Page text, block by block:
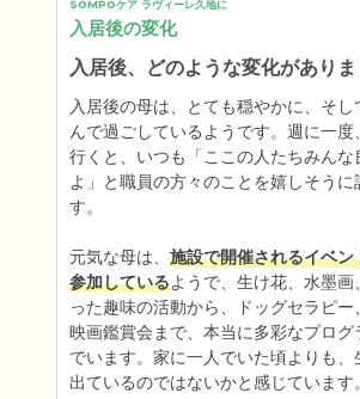
SOMPOケア ラヴィーレ久地に
入居後の変化
入居後、どのような変化がありま
入居後の母は、とても穏やかに、そし
んで過ごしているようです。週に一度
行くと、いつも「ここの人たちみんな
よ」と職員の方々のことを嬉しそうに
す。
元気な母は、 施設で開催されるイベン
参加しているようで、生け花、水墨画
った趣味の活動から、ドッグセラピー
映画鑑賞会まで、本当に多彩なプログ
でいます。家に一人でいた頃よりも、
出ているのではないかと感じています。